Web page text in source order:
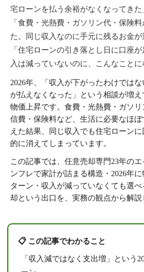
宅ローンを払う余裕がなくなってきた
「食費・光熱費・ガソリン代・保険
た。同じ収入なのに手元に残るお金が
「住宅ローンの引き落とし日に口座
入は減っていないのに、こんなことに
2026年、「収入が下がったわけでは
が払えなくなった」という相談が増
物価上昇です。食費・光熱費・ガソ
信費・保険料など、生活に必要なほ
えた結果、同じ収入でも住宅ローン
的に消えてしまっています。
この記事では、任意売却専門23年の
ンフレで家計が詰まる構造・2026年
ターン・収入が減っていなくても選
却という出口を、実務の観点から解説
📋 この記事でわかること
「収入減ではなく支出増」という